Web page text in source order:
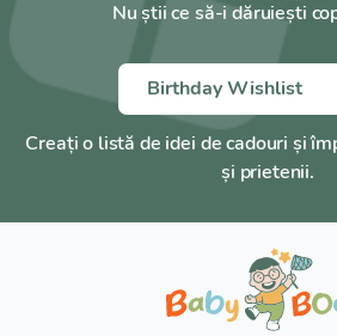
Nu știi ce să-i dăruiești
Birthday Wishlist
Creați o listă de idei de cadouri și
și prietenii.